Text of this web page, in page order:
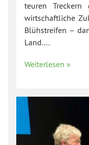
teuren
wirtschaftliche
Blühstreifen –
Land….
Weiterlesen »